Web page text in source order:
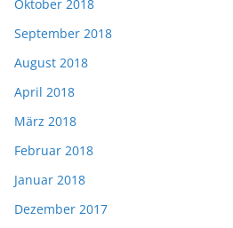
Oktober 2018
September 2018
August 2018
April 2018
März 2018
Februar 2018
Januar 2018
Dezember 2017